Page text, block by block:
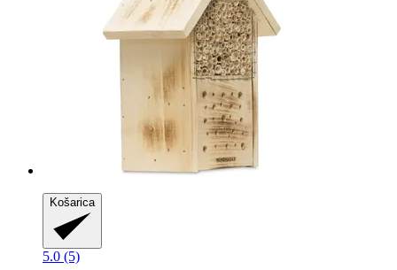
Košarica
5.0 (5)